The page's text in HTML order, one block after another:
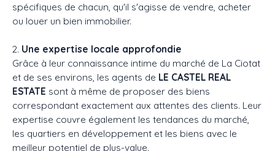
spécifiques de chacun, qu'il s'agisse de vendre, acheter
ou louer un bien immobilier.
2. Une expertise locale approfondie
Grâce à leur connaissance intime du marché de La Ciotat
et de ses environs, les agents de LE CASTEL REAL
ESTATE sont à même de proposer des biens
correspondant exactement aux attentes des clients. Leur
expertise couvre également les tendances du marché,
les quartiers en développement et les biens avec le
meilleur potentiel de plus-value.